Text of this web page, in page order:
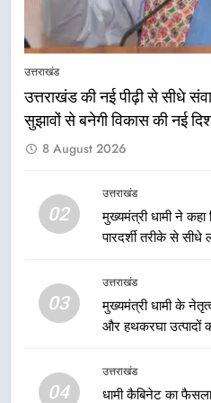
उत्तराखंड
उत्तराखंड की नई पीढ़ी से सीधे
सुझावों से बनेगी विकास की नई
8 August 2026
02
उत्तराखंड
मुख्यमंत्री धामी ने
पारदर्शी तरीके से सीधे
लाभ मिल रहा है
03
उत्तराखंड
मुख्यमंत्री धामी के
और हथकरघा उत्पादों
04
उत्तराखंड
धामी कैबिनेट का
एमडीडीए
को मिली
8
विकास
उत्तराखंड
मुख्यमंत्री